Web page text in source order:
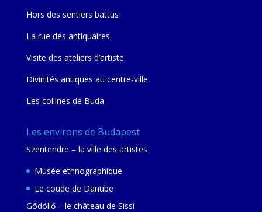
Hors des sentiers battus
La rue des antiquaires
Visite des ateliers d’artiste
Divinités antiques au centre-ville
Les collines de Buda
Les environs de Budapest
Szentendre – la ville des artistes
Musée ethnographique
Le coude de Danube
Gödöllő – le château de Sissi